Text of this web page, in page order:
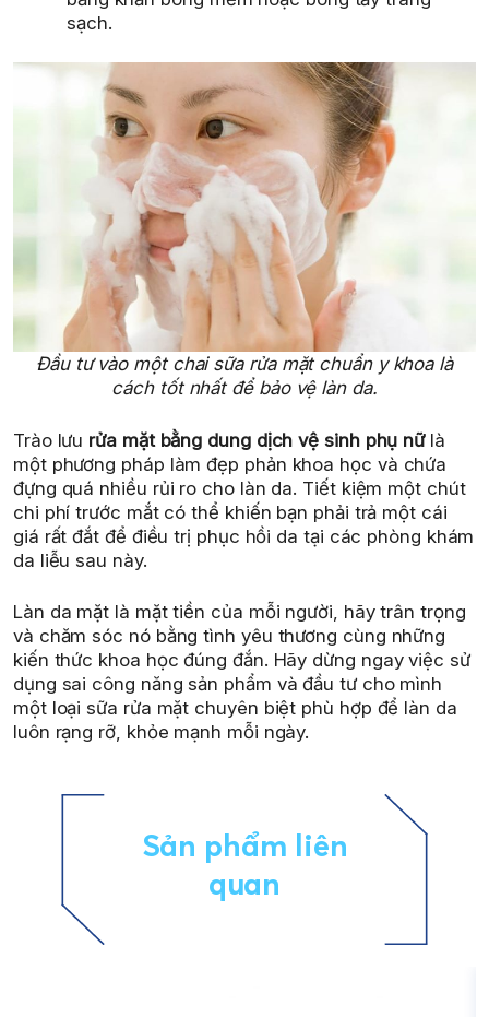
sạch.
Đầu tư vào một chai sữa rửa mặt chuẩn y khoa là
cách tốt nhất để bảo vệ làn da.
Trào lưu rửa mặt bằng dung dịch vệ sinh phụ nữlà
một phương pháp làm đẹp phản khoa học và chứa
đựng quá nhiều rủi ro cho làn da. Tiết kiệm một chút
chi phí trước mắt có thể khiến bạn phải trả một cái
giá rất đắt để điều trị phục hồi da tại các phòng khám
da liễu sau này.
Làn da mặt là mặt tiền của mỗi người, hãy trân trọng
và chăm sóc nó bằng tình yêu thương cùng những
kiến thức khoa học đúng đắn. Hãy dừng ngay việc sử
dụng sai công năng sản phẩm và đầu tư cho mình
một loại sữa rửa mặt chuyên biệt phù hợp để làn da
luôn rạng rỡ, khỏe mạnh mỗi ngày.
Sản phẩm liên
quan